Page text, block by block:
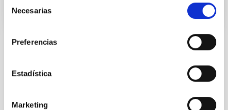
Necesarias
Preferencias
Estadística
MarketingAt the IAC we're always